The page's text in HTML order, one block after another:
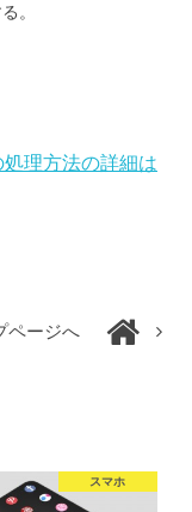
。
理方法の詳細は
ページへ
スマホ